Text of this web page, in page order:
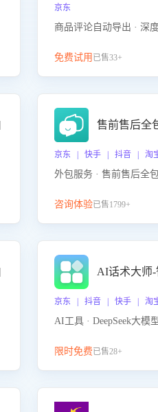
京东
商品评论自动导出 · 深
免费试用 已售33+
售前售后全
京东 | 快手 | 抖音 | 淘
外包服务 · 售前售后全
咨询体验已售1799+
AI话术大师
京东 | 抖音 | 快手 | 淘
AI工具 · DeepSeek大模
限时免费已售28+